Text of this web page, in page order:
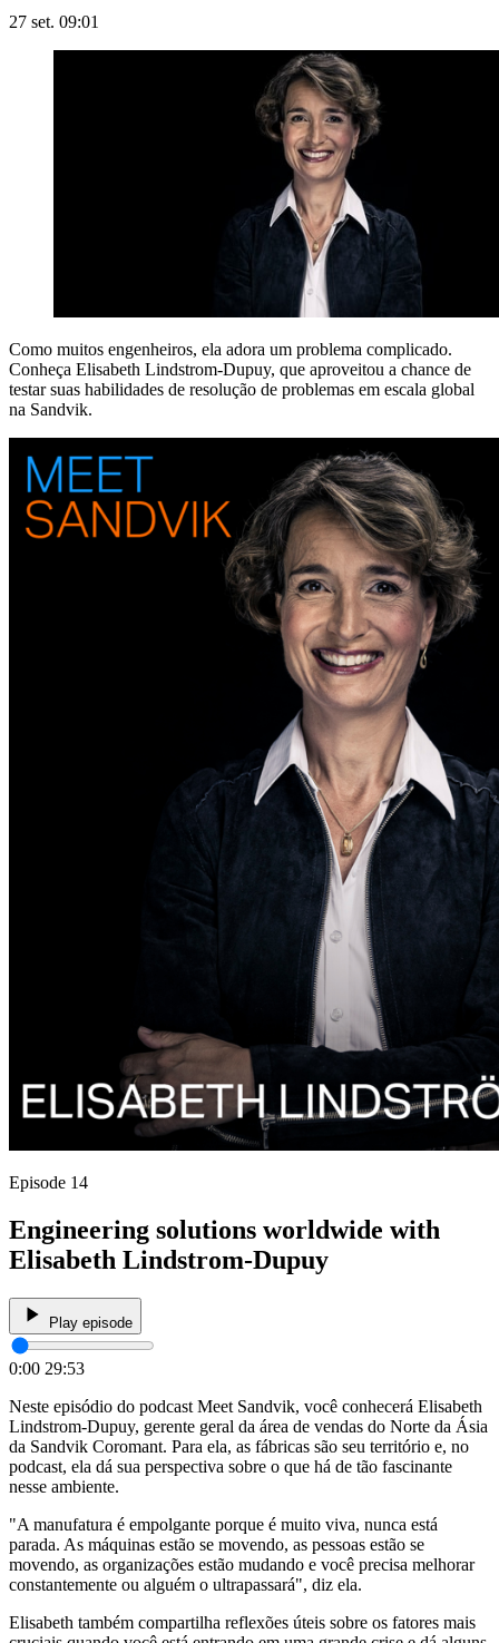
27 set. 09:01
Como muitos engenheiros, ela adora um problema complicado.
Conheça Elisabeth Lindstrom-Dupuy, que aproveitou a chance de
testar suas habilidades de resolução de problemas em escala global
na Sandvik.
Episode 14
Engineering solutions worldwide with
Elisabeth Lindstrom-Dupuy
Play episode
0:00 29:53
Neste episódio do podcast Meet Sandvik, você conhecerá Elisabeth
Lindstrom-Dupuy, gerente geral da área de vendas do Norte da Ásia
da Sandvik Coromant. Para ela, as fábricas são seu território e, no
podcast, ela dá sua perspectiva sobre o que há de tão fascinante
nesse ambiente.
"A manufatura é empolgante porque é muito viva, nunca está
parada. As máquinas estão se movendo, as pessoas estão se
movendo, as organizações estão mudando e você precisa melhorar
constantemente ou alguém o ultrapassará", diz ela.
Elisabeth também compartilha reflexões úteis sobre os fatores mais